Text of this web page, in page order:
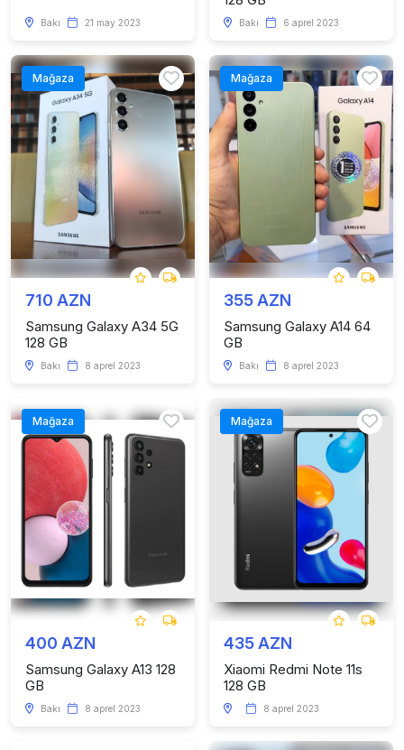
Bakı 21 may 2023 Bakı 6 aprel 2023
Mağaza
710 AZN
Samsung Galaxy A34 5G
128 GB
Bakı 8 aprel 2023
Mağaza
355 AZN
Samsung Galaxy A14 64
GB
Bakı 8 aprel 2023
Mağaza
400 AZN
Samsung Galaxy A13 128
GB
Bakı 8 aprel 2023
Mağaza
435 AZN
Xiaomi Redmi Note 11s
128 GB
8 aprel 2023